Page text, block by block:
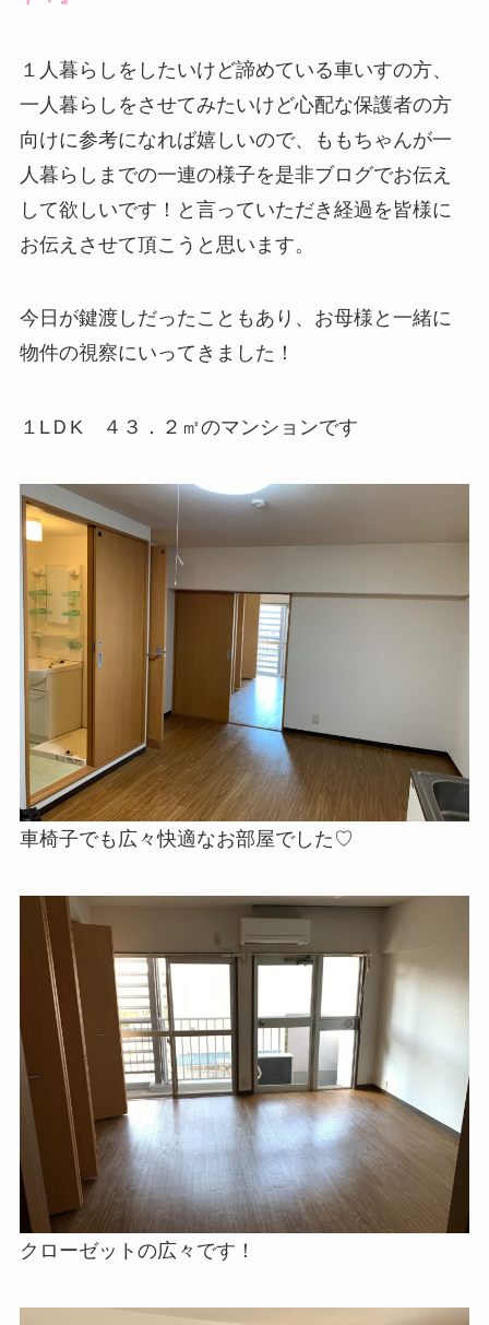
１人暮らしをしたいけど諦めている車いすの方、
一人暮らしをさせてみたいけど心配な保護者の方
向けに参考になれば嬉しいので、ももちゃんが一
人暮らしまでの一連の様子を是非ブログでお伝え
して欲しいです！と言っていただき経過を皆様に
お伝えさせて頂こうと思います。
今日が鍵渡しだったこともあり、お母様と一緒に
物件の視察にいってきました！
１LＤK ４３．２㎡のマンションです
車椅子でも広々快適なお部屋でした♡
クローゼットの広々です！